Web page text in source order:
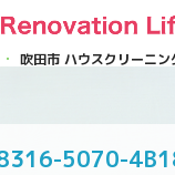
吹田市 ハウスクリーニン
5070-